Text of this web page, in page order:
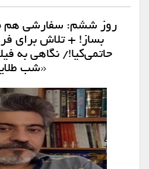
روز ششم: سفارشی هم
بساز! + تلاش برای
حاتمی‌کیا!/ نگاهی به
«شب